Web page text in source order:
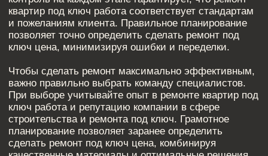
ПОХОЖИЕ СТАТЬИ